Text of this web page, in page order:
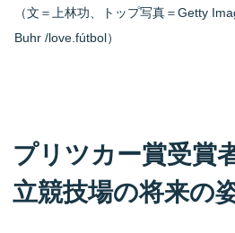
（文＝上林功、トップ写真＝Getty
Buhr /love.fútbol）
プリツカー賞受賞
立競技場の将来の